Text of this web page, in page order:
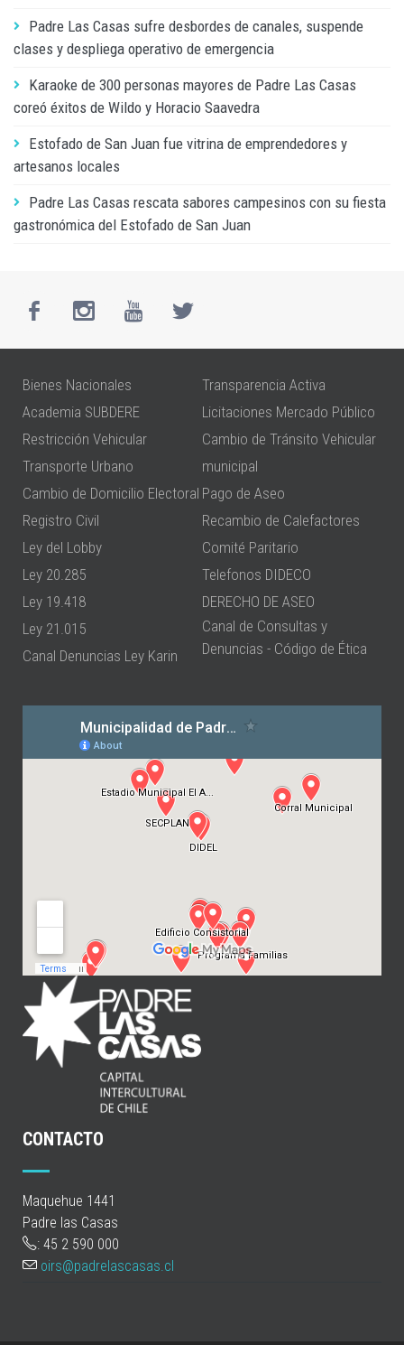
Padre Las Casas sufre desbordes de canales, suspende
clases y despliega operativo de emergencia
Karaoke de 300 personas mayores de Padre Las Casas
coreó éxitos de Wildo y Horacio Saavedra
Estofado de San Juan fue vitrina de emprendedores y
artesanos locales
Padre Las Casas rescata sabores campesinos con su fiesta
gastronómica del Estofado de San Juan
Bienes Nacionales
Academia SUBDERE
Restricción Vehicular
Transporte Urbano
Cambio de Domicilio Electoral
Registro Civil
Ley del Lobby
Ley 20.285
Ley 19.418
Ley 21.015
Canal Denuncias Ley Karin
Transparencia Activa
Licitaciones Mercado Público
Cambio de Tránsito Vehicular
municipal
Pago de Aseo
Recambio de Calefactores
Comité Paritario
Telefonos DIDECO
DERECHO DE ASEO
Canal de Consultas y
Denuncias - Código de Ética
CONTACTO
Maquehue 1441
Padre las Casas
: 45 2 590 000
oirs@padrelascasas.cl